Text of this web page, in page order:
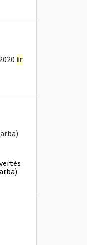
ir